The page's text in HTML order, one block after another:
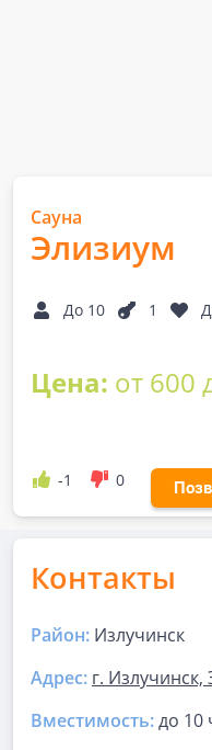
Сауна
Элизиум
До 10 1
Цена: от 600
-1 0
Контакты
Район: Излучинск
Адрес: г. Излучинск,
Вместимость:до 10